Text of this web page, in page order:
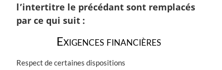
e
m
a
i
l’intertitre le précédant sont remplacés
par ce qui suit :
Exigences financières
N
Respect de certaines dispositions